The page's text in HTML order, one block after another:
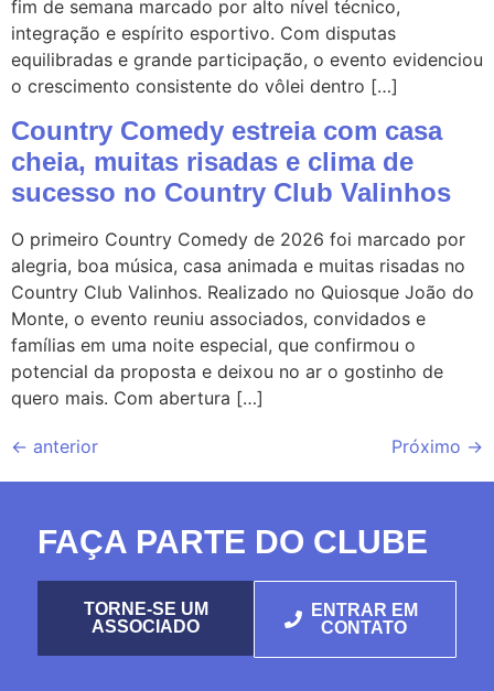
fim de semana marcado por alto nível técnico,
integração e espírito esportivo. Com disputas
equilibradas e grande participação, o evento evidenciou
o crescimento consistente do vôlei dentro […]
Country Comedy estreia com casa
cheia, muitas risadas e clima de
sucesso no Country Club Valinhos
O primeiro Country Comedy de 2026 foi marcado por
alegria, boa música, casa animada e muitas risadas no
Country Club Valinhos. Realizado no Quiosque João do
Monte, o evento reuniu associados, convidados e
famílias em uma noite especial, que confirmou o
potencial da proposta e deixou no ar o gostinho de
quero mais. Com abertura […]
← anterior Próximo →
FAÇA PARTE DO CLUBE
TORNE-SE UM
ASSOCIADO
ENTRAR EM
CONTATO